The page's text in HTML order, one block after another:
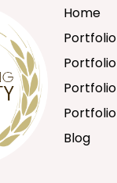
Home
Blog